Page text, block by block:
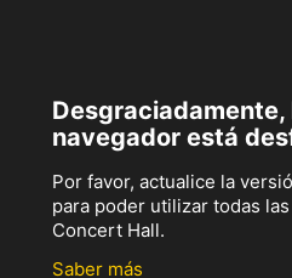
Desgraciadamente,
navegador está
Por favor, actualice la
para poder utilizar todas
Concert Hall.
Saber más